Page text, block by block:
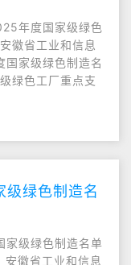
年度国家级绿色
徽省工业和信息
家级绿色制造名
绿色工厂重点支
绿色制造名
级绿色制造名单
徽省工业和信息